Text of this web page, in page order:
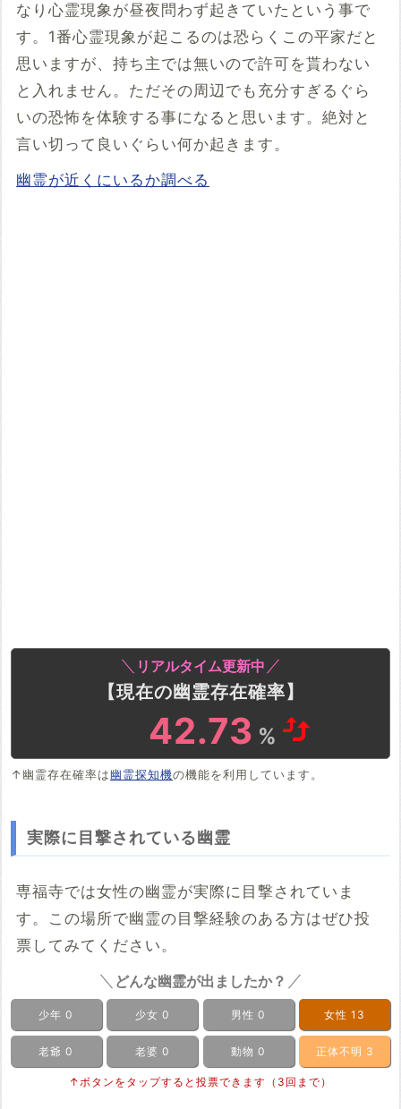
なり心霊現象が昼夜問わず起きていたという事で
す。1番心霊現象が起こるのは恐らくこの平家だと
思いますが、持ち主では無いので許可を貰わない
と入れません。ただその周辺でも充分すぎるぐら
いの恐怖を体験する事になると思います。絶対と
言い切って良いぐらい何か起きます。
幽霊が近くにいるか調べる
リアルタイム更新中
【現在の幽霊存在確率】
43.26 %
↑幽霊存在確率は幽霊探知機の機能を利用しています。
実際に目撃されている幽霊
専福寺では女性の幽霊が実際に目撃されていま
す。この場所で幽霊の目撃経験のある方はぜひ投
票してみてください。
どんな幽霊が出ましたか？
少年 0 少女 0 男性 0 女性 13
老爺 0 老婆 0 動物 0 正体不明 3
↑ボタンをタップすると投票できます（3回まで）